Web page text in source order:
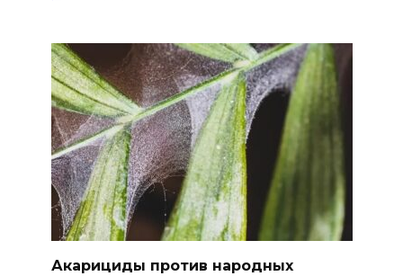
Акарициды против народных